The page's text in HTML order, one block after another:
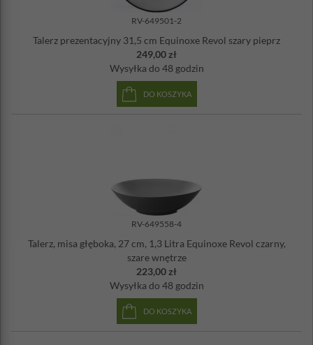
RV-649501-2
Talerz prezentacyjny 31,5 cm Equinoxe Revol szary pieprz
249,00 zł
Wysyłka do 48 godzin
DO KOSZYKA
RV-649558-4
Talerz, misa głęboka, 27 cm, 1,3 Litra Equinoxe Revol czarny,
szare wnętrze
223,00 zł
Wysyłka do 48 godzin
DO KOSZYKA